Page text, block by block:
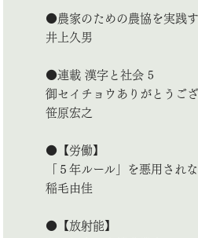
●農家のための農協を実践
井上久男
●連載 漢字と社会 5
御セイチョウありがとうご
笹原宏之
●【労働】
「５年ルール」を悪用され
稲毛由佳
●【放射能】